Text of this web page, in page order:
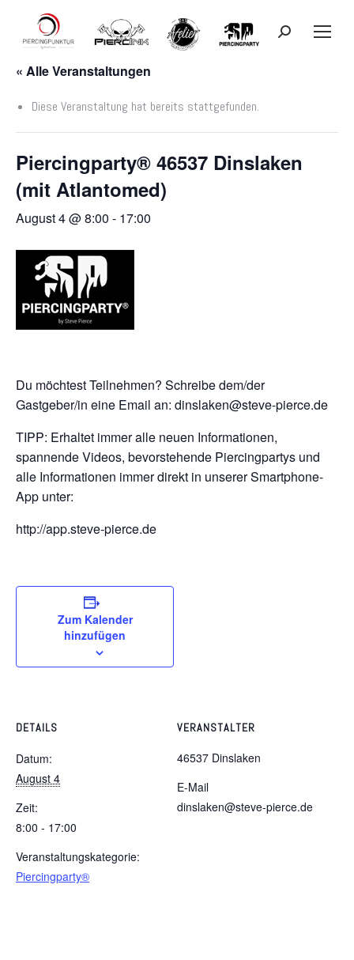
Search:
« Alle Veranstaltungen
Diese Veranstaltung hat bereits stattgefunden.
Piercingparty® 46537 Dinslaken
(mit Atlantomed)
August 4 @ 8:00 - 17:00
Du möchtest Teilnehmen? Schreibe dem/der
Gastgeber/in eine Email an: dinslaken@steve-pierce.de
TIPP: Erhaltet immer alle neuen Informationen,
spannende Videos, bevorstehende Piercingpartys und
alle Informationen immer direkt in unserer Smartphone-
App unter:
http://app.steve-pierce.de
Zum Kalender
hinzufügen
DETAILS
Datum:
August 4
Zeit:
8:00 - 17:00
Veranstaltungskategorie:
Piercingparty®
VERANSTALTER
46537 Dinslaken
E-Mail
dinslaken@steve-pierce.de